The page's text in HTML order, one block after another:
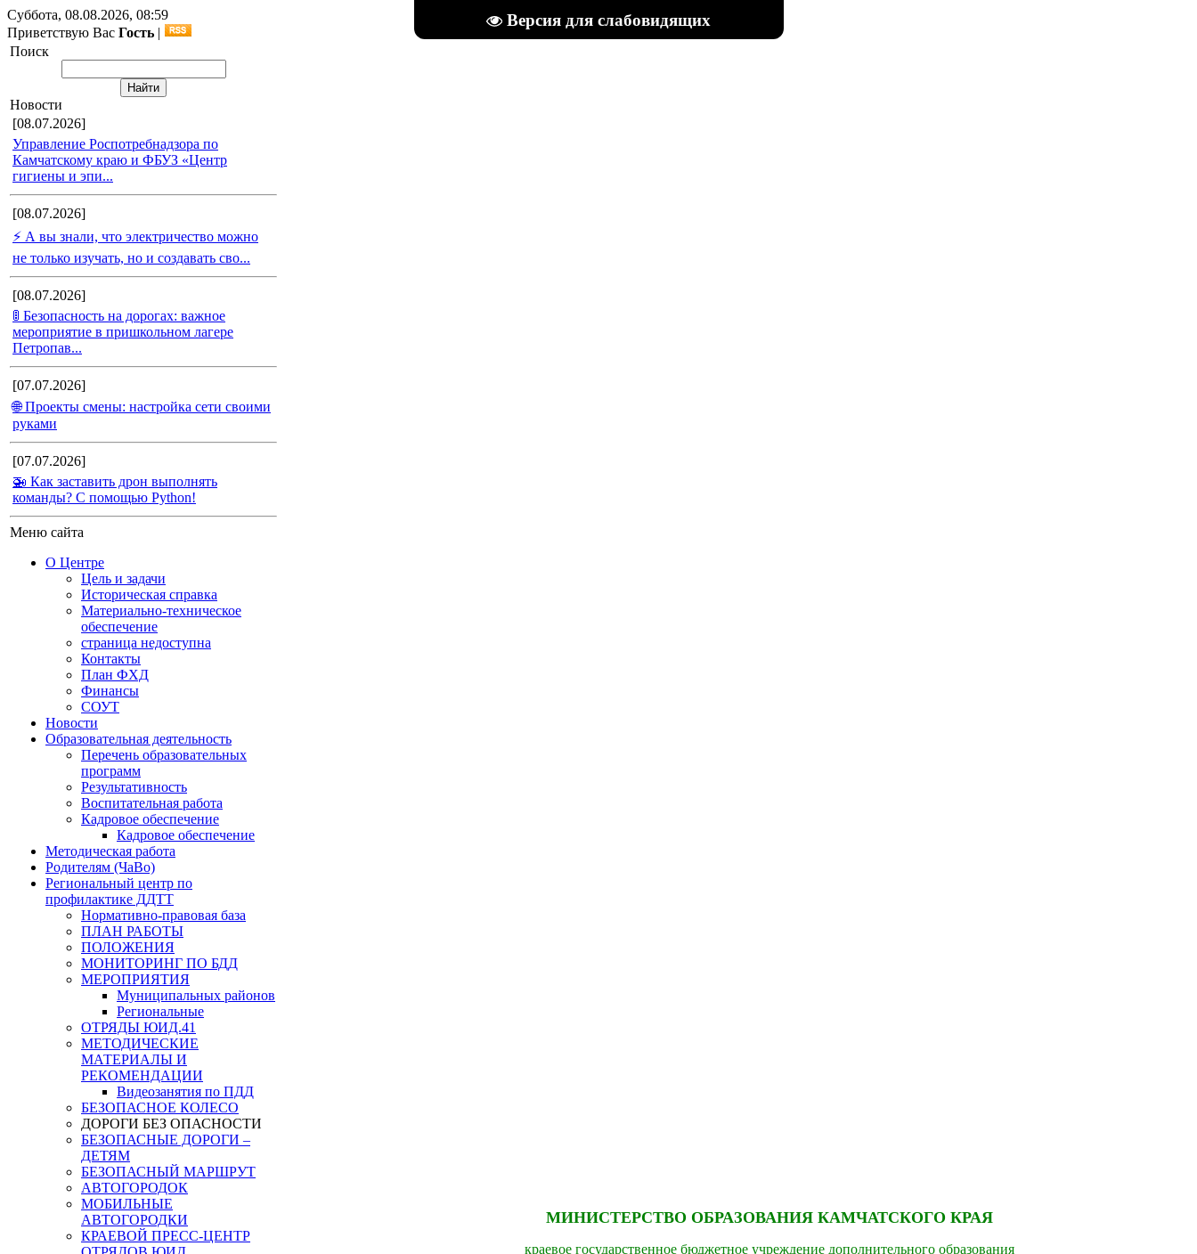
Версия для слабовидящих
Суббота, 08.08.2026, 08:59
Приветствую Вас Гость |
Поиск
Новости
[08.07.2026]
Управление Роспотребнадзора по
Камчатскому краю и ФБУЗ «Центр
гигиены и эпи...
[08.07.2026]
⚡ А вы знали, что электричество можно
не только изучать, но и создавать сво...
[08.07.2026]
🚦 Безопасность на дорогах: важное
мероприятие в пришкольном лагере
Петропав...
[07.07.2026]
🌐 Проекты смены: настройка сети своими
руками
[07.07.2026]
🚁 Как заставить дрон выполнять
команды? С помощью Python!
Меню сайта
О Центре
Цель и задачи
Историческая справка
Материально-техническое
обеспечение
страница недоступна
Контакты
План ФХД
Финансы
СОУТ
Новости
Образовательная деятельность
Перечень образовательных
программ
Результативность
Воспитательная работа
Кадровое обеспечение
Кадровое обеспечение
Методическая работа
Родителям (ЧаВо)
Региональный центр по
профилактике ДДТТ
Нормативно-правовая база
ПЛАН РАБОТЫ
ПОЛОЖЕНИЯ
МОНИТОРИНГ ПО БДД
МЕРОПРИЯТИЯ
Муниципальных районов
Региональные
ОТРЯДЫ ЮИД.41
МЕТОДИЧЕСКИЕ
МАТЕРИАЛЫ И
РЕКОМЕНДАЦИИ
Видеозанятия по ПДД
БЕЗОПАСНОЕ КОЛЕСО
ДОРОГИ БЕЗ ОПАСНОСТИ
БЕЗОПАСНЫЕ ДОРОГИ –
ДЕТЯМ
БЕЗОПАСНЫЙ МАРШРУТ
АВТОГОРОДОК
МОБИЛЬНЫЕ
АВТОГОРОДКИ
КРАЕВОЙ ПРЕСС-ЦЕНТР
МИНИСТЕРСТВО ОБРАЗОВАНИЯ КАМЧАТСКОГО КРАЯ
краевое государственное бюджетное учреждение дополнительного образования